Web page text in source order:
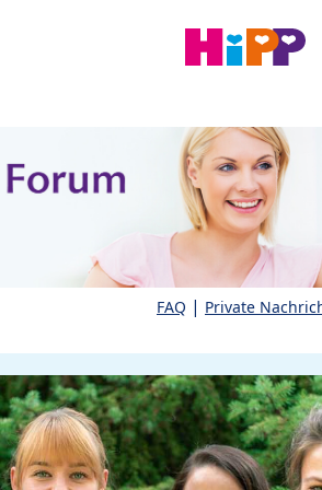
FAQ | Private